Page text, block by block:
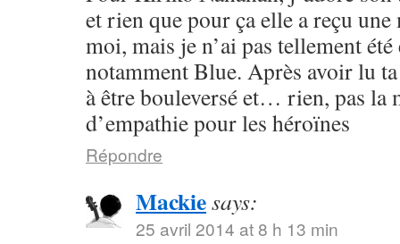
et rien que pour ça elle a reçu
moi, mais je n’ai pas tellement
notamment Blue. Après avoir lu
à être bouleversé et… rien, pas la
d’empathie pour les héroïnes
Répondre
Mackiesays:
25 avril 2014 at 8 h 13 min